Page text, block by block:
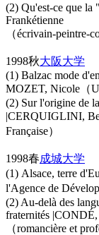
(2) Qu'est-ce que la
Frankétienne
（écrivain-peintre-
1998秋大阪大学
(1) Balzac mode
MOZET, Nicole（
(2) Sur l'origine de
|CERQUIGLINI,
Française）
1998春成城大学
(1) Alsace, terre
l'Agence de
(2) Au-delà des
fraternités
（romancière et